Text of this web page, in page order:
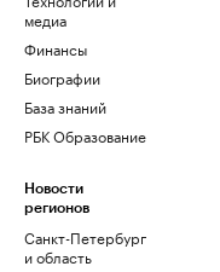
медиа
Финансы
Биографии
База знаний
РБК Образование
Новости
регионов
Санкт-Петербург
и область